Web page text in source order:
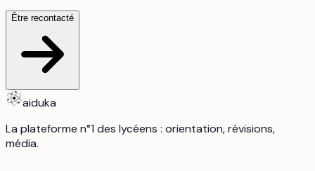
Être recontacté
aiduka
La plateforme n°1 des lycéens : orientation, révisions,
média.